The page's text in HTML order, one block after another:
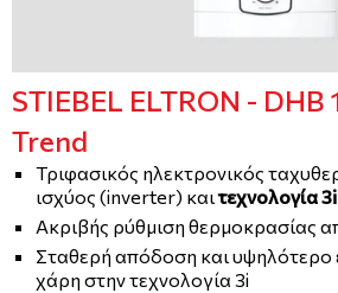
STIEBEL ELTRON -
Trend
Τριφασικός ηλεκτρονικός
ισχύος (inverter) καιτεχνολογία 3i
Ακριβής ρύθμιση θερμοκρασίας
Σταθερή απόδοση και υψηλότερο
χάρη στην τεχνολογία 3i